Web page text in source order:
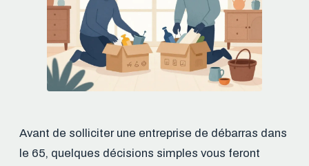
Avant de solliciter une entreprise de débarras dans
le 65, quelques décisions simples vous feront